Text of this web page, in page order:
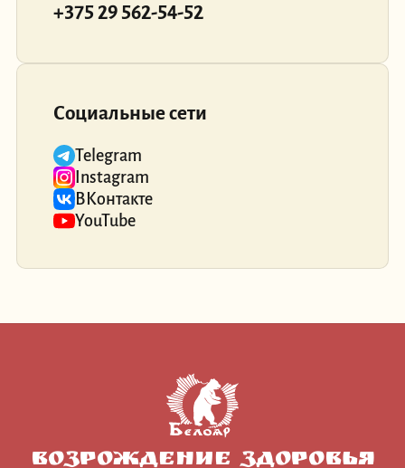
+375 29 562-54-52
Социальные сети
Telegram
Instagram
ВКонтакте
YouTube
Возрождение Здоровья